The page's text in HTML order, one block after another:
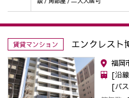
賃貸マンション エンクレスト
福岡
[沿
[バ